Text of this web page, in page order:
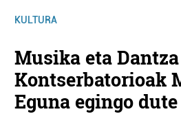
KULTURA
Musika eta
Kontserbatorioak
Eguna egingo